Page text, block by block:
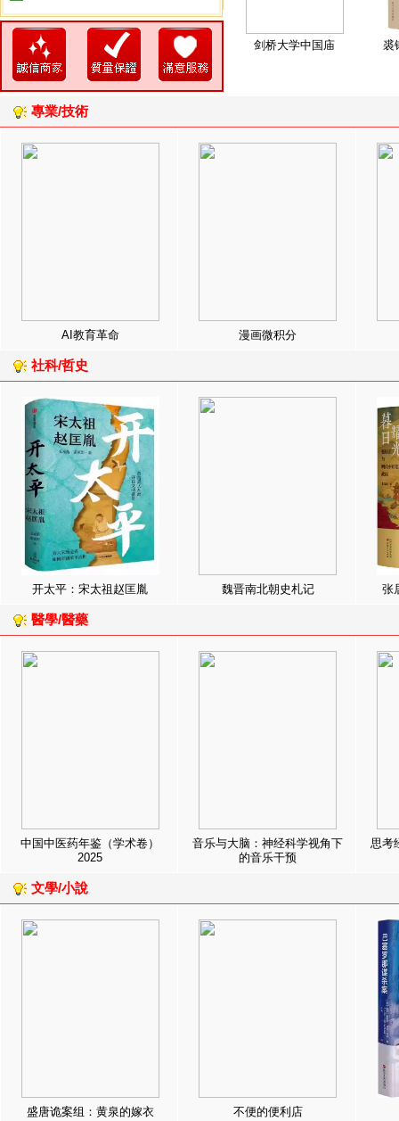
剑桥大学中国庙 裘
專業/技術
AI教育革命 漫画微积分
社科/哲史
开太平：宋太祖赵匡胤 魏晋南北朝史札记 张
醫學/醫藥
中国中医药年鉴（学术卷）
2025
音乐与大脑：神经科学视角下
的音乐干预
思考
文學/小說
盛唐诡案组：黄泉的嫁衣 不便的便利店